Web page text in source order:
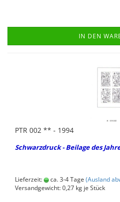
IN DEN
PTR 002 ** - 1994
Schwarz­druck - Bei­la­ge des
Lieferzeit: ca. 3-4 Tage (Ausland
Versandgewicht:0,27 kg je Stück